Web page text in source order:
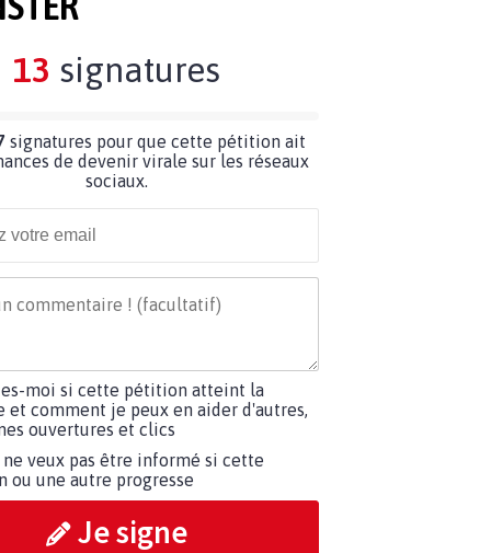
13 signatures
signatures pour que cette pétition ait
de devenir virale sur les réseaux
sociaux.
moi si cette pétition atteint la
et comment je peux en aider d'autres,
ouvertures et clics
ne veux pas être informé si cette
ou une autre progresse
Je signe